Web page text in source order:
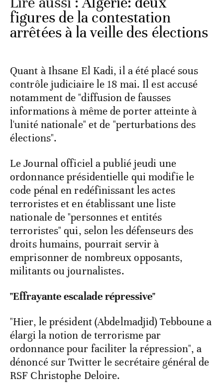
figures de la contestation
arrêtées à la veille des élections
Quant à Ihsane El Kadi, il a été placé sous
contrôle judiciaire le 18 mai. Il est accusé
notamment de "diffusion de fausses
informations à même de porter atteinte à
l'unité nationale" et de "perturbations des
élections".
Le Journal officiel a publié jeudi une
ordonnance présidentielle qui modifie le
code pénal en redéfinissant les actes
terroristes et en établissant une liste
nationale de "personnes et entités
terroristes" qui, selon les défenseurs des
droits humains, pourrait servir à
emprisonner de nombreux opposants,
militants ou journalistes.
"Effrayante escalade répressive"
"Hier, le président (Abdelmadjid) Tebboune a
élargi la notion de terrorisme par
ordonnance pour faciliter la répression", a
dénoncé sur Twitter le secrétaire général de
RSF Christophe Deloire.